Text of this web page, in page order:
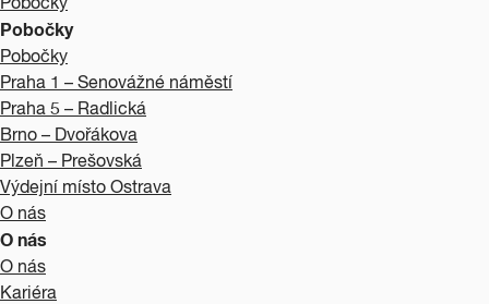
Pobočky
Pobočky
Pobočky
Praha 1 – Senovážné náměstí
Praha 5 – Radlická
Brno – Dvořákova
Plzeň – Prešovská
Výdejní místo Ostrava
O nás
O nás
O nás
Kariéra